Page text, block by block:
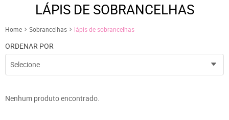
LÁPIS DE SOBRANCELHAS
Home Sobrancelhas lápis de sobrancelhas
ORDENAR POR
Selecione
Nenhum produto encontrado.